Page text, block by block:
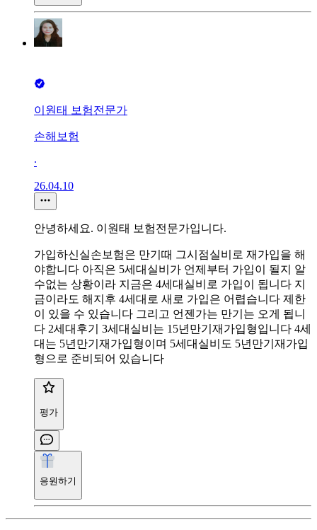
이원태 보험전문가
손해보험
∙
26.04.10
안녕하세요. 이원태 보험전문가입니다.
가입하신실손보험은 만기때 그시점실비로 재가입을 해
야합니다 아직은 5세대실비가 언제부터 가입이 될지 알
수없는 상황이라 지금은 4세대실비로 가입이 됩니다 지
금이라도 해지후 4세대로 새로 가입은 어렵습니다 제한
이 있을 수 있습니다 그리고 언젠가는 만기는 오게 됩니
다 2세대후기 3세대실비는 15년만기재가입형입니다 4세
대는 5년만기재가입형이며 5세대실비도 5년만기재가입
형으로 준비되어 있습니다
평가
응원하기